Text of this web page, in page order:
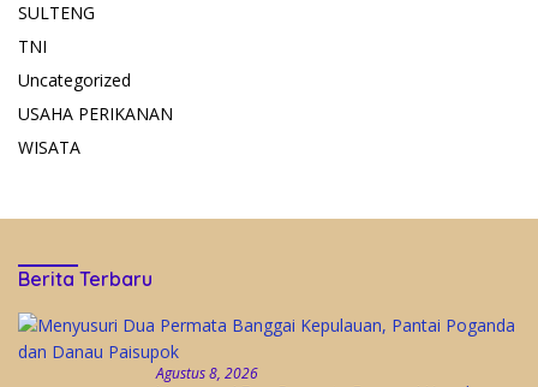
SULTENG
TNI
Uncategorized
USAHA PERIKANAN
WISATA
Berita Terbaru
Agustus 8, 2026